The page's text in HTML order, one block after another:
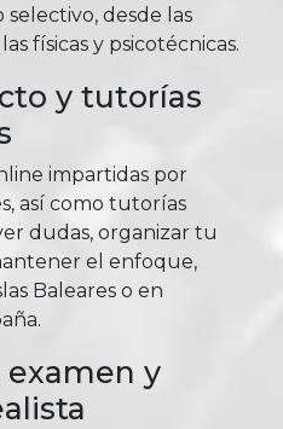
desde las
físicas y psicotécnicas.
y tutorías
impartidas por
así como tutorías
dudas, organizar tu
el enfoque,
Baleares o en
examen y